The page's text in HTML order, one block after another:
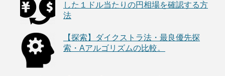
した１ドル当たりの円相場を確認する方
法
【探索】ダイクストラ法・最良優先探
索・Aアルゴリズムの比較。